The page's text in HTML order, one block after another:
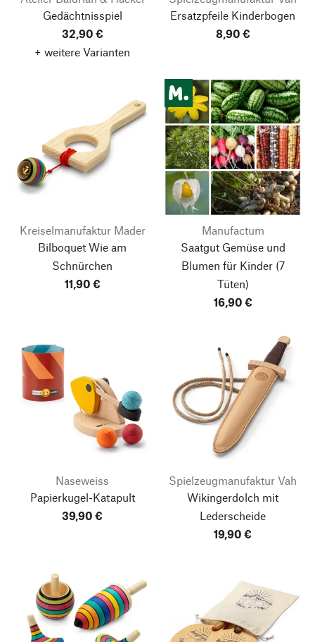
Gedächtnisspiel
32,90 €
+ weitere Varianten
Ersatzpfeile Kinderbogen
8,90 €
Kreiselmanufaktur Mader
Bilboquet Wie am
Schnürchen
11,90 €
Manufactum
Saatgut Gemüse und
Blumen für Kinder(7
Tüten)
16,90 €
Naseweiss
Papierkugel-Katapult
39,90 €
Spielzeugmanufaktur Vah
Wikingerdolch mit
Lederscheide
19,90 €